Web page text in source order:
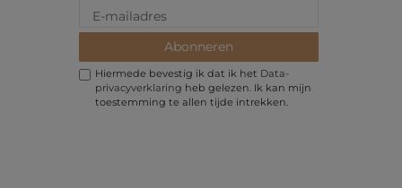
Abonneren
Hiermede bevestig ik dat ik het Data­
privacy­verklaring heb gelezen. Ik kan mijn
toestemming te allen tijde intrekken.